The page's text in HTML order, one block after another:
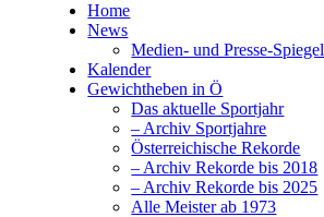
Home
News
Medien- und Presse-Spiegel
Kalender
Gewichtheben in Ö
Das aktuelle Sportjahr
– Archiv Sportjahre
Österreichische Rekorde
– Archiv Rekorde bis 2018
– Archiv Rekorde bis 2025
Alle Meister ab 1973